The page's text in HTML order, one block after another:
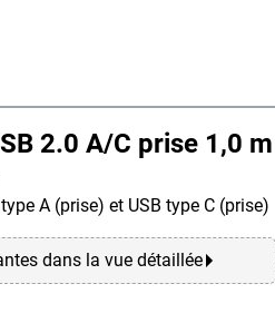
2.0 A/C prise 1,0 m
A (prise) et USB type C (prise)
dans la vue détaillée